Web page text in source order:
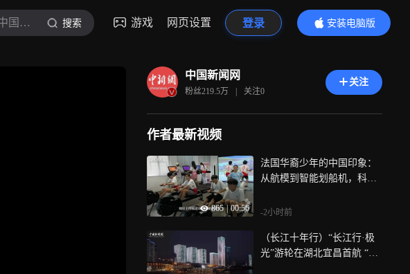
中国新闻网 搜索 游戏 网页设置 登录
安装电脑版
内容更精彩
中国新闻网
粉丝219.5万 | 关注0
关注
作者最新视频
865 | 00:56
法国华裔少年的中国印象：
从航模到智能划船机，科技
-2小时前
（长江十年行）“长江行·极
光”游轮在湖北宜昌首航 “电